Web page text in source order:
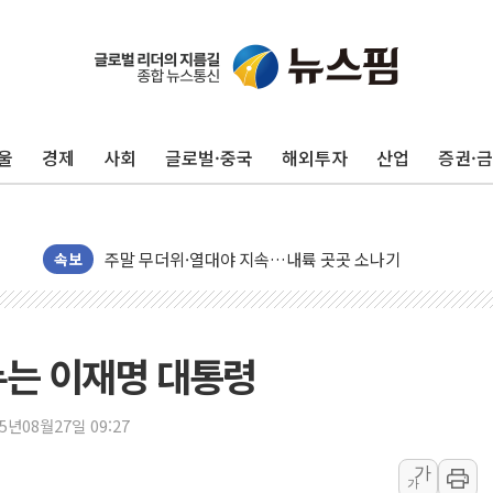
경제 사회 글로벌·중국 해외투자 산업 증권·
속보
李대통령, 'ISA·주가누르기 방지법' 전면 재검토 지시
주말 무더위·열대야 지속…내륙 곳곳 소나기
오세훈 "용산공원 주택 검토, 민주당 스스로 원칙 뒤집는
10월 보완수사권 폐지·공소청 출범…피해자들 '범죄 사
민주당, 오늘 제주·인천 경선 발표...김민석 '재역전' vs
한상협, 업계 개인정보 보안 새판 짠다…'자율규제단체'
뉴욕증시, 고용 쇼크에 금리 인상 우려 후퇴…S&P500 최
이재명 대통령
년08월27일 09:27
가
가